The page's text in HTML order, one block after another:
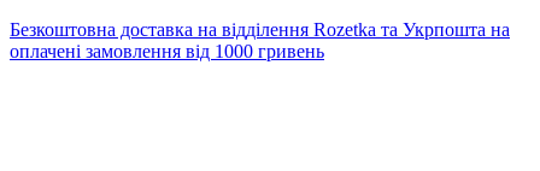
Безкоштовна доставка на відділення Rozetka та Укрпошта на
оплачені замовлення від 1000 гривень